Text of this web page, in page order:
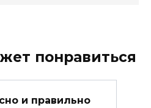
понравиться
и правильно